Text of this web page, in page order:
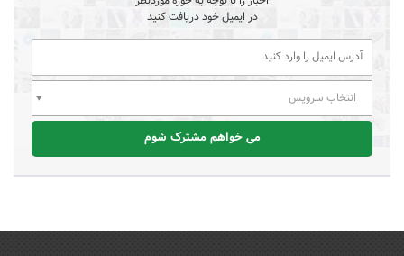
در ایمیل خود دریافت کنید
انتخاب سرویس
می خواهم مشترک شوم